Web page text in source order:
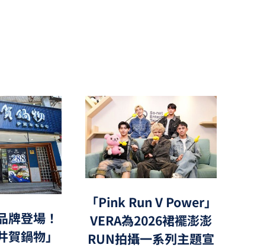
牌登場！
鍋物」
「Pink Run V Power」
VERA為2026裙襬澎澎
RUN拍攝一系列主題宣